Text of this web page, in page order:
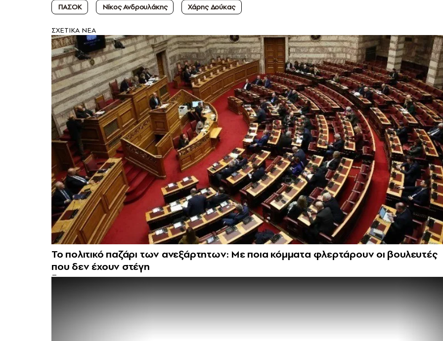
ΠΑΣΟΚ
Νίκος Ανδρουλάκης Χάρης Δούκας
ΣXETIKA NEA
Το πολιτικό παζάρι των ανεξάρτητων: Με ποια κόμματα φλερτάρουν οι βουλευτές
που δεν έχουν στέγη